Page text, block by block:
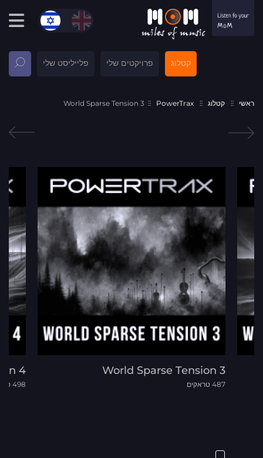
קטלוג פרויקטים שלי פלייליסט שלי
ראשי קטלוג PowerTrax
World Sparse Tension 3
World Sparse Tension 3
487 טראקים
4
498 טראקים